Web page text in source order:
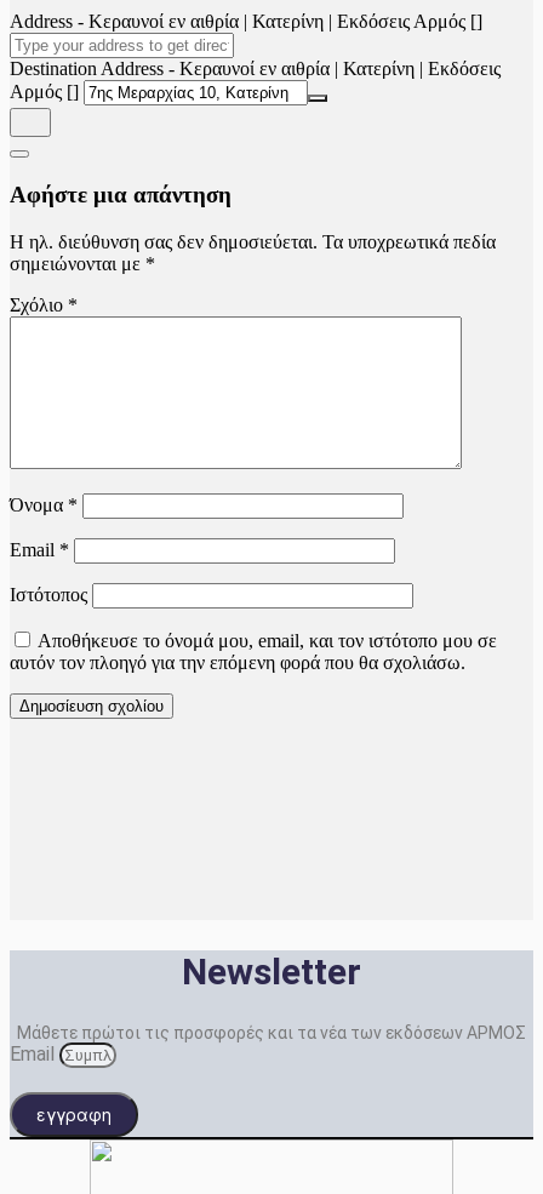
Address - Κεραυνοί εν αιθρία | Κατερίνη | Εκδόσεις Αρμός []
Destination Address - Κεραυνοί εν αιθρία | Κατερίνη | Εκδόσεις
Αρμός []
Αφήστε μια απάντηση
Η ηλ. διεύθυνση σας δεν δημοσιεύεται. Τα υποχρεωτικά πεδία
σημειώνονται με *
Σχόλιο *
Όνομα *
Email *
Ιστότοπος
Αποθήκευσε το όνομά μου, email, και τον ιστότοπο μου σε
αυτόν τον πλοηγό για την επόμενη φορά που θα σχολιάσω.
Newsletter
Μάθετε πρώτοι τις προσφορές και τα νέα των εκδόσεων ΑΡΜΟΣ
Email
εγγραφη